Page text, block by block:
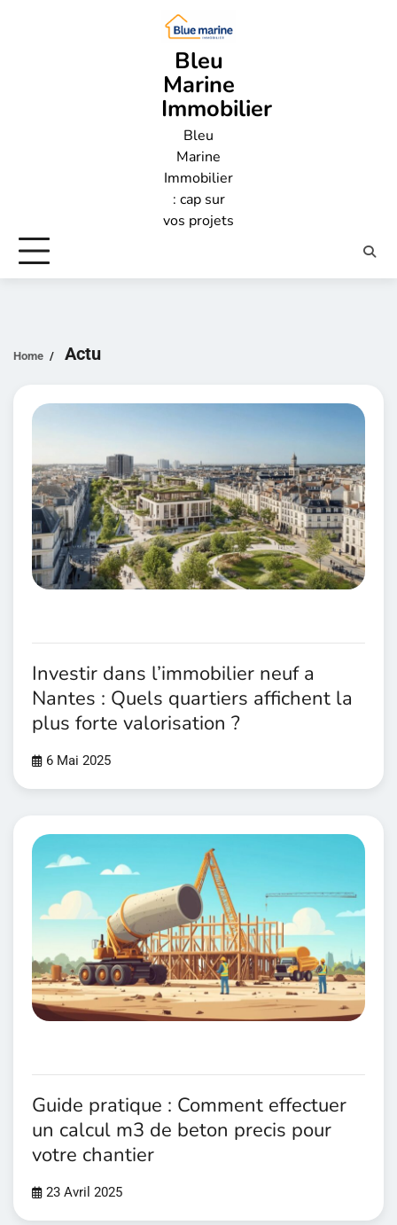
Bleu
Marine
Immobilier
Bleu
Marine
Immobilier
: cap sur
vos projets
Home Actu
Investir dans l’immobilier neuf a
Nantes : Quels quartiers affichent la
plus forte valorisation ?
6 Mai 2025
Guide pratique : Comment effectuer
un calcul m3 de beton precis pour
votre chantier
23 Avril 2025